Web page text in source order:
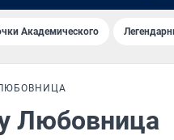
Академического
Любовница